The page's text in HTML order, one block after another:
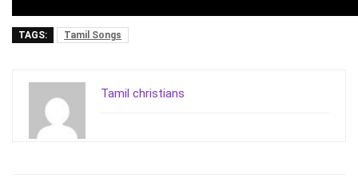
TAGS: Tamil Songs
Tamil christians